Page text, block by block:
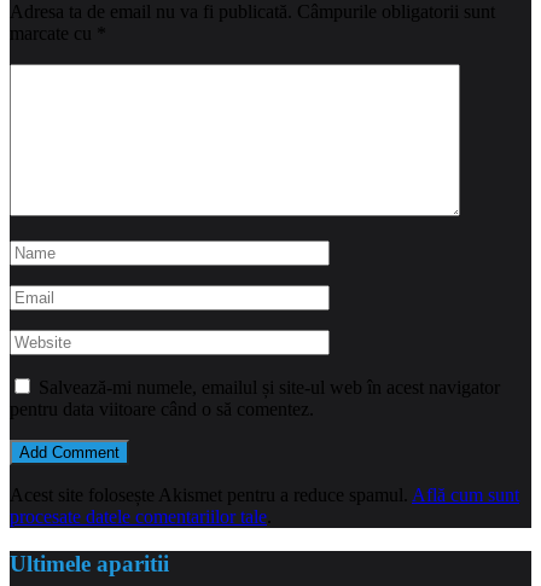
Adresa ta de email nu va fi publicată. Câmpurile obligatorii sunt
marcate cu
Salvează-mi numele, emailul și site-ul web în acest navigator
pentru data viitoare când o să comentez.
Acest site folosește Akismet pentru a reduce spamul. Află cum sunt
procesate datele comentariilor tale
Ultimele aparitii